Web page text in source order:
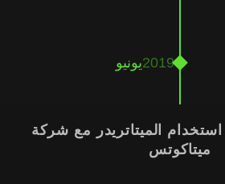
استخدام الميتاتريدر مع شركة
ميتاكوتس
يونيو2019